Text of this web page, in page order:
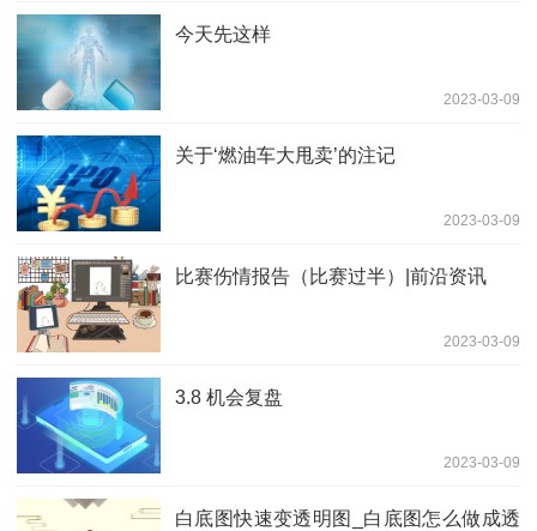
今天先这样
2023-03-09
关于‘燃油车大甩卖’的注记
2023-03-09
比赛伤情报告（比赛过半）|前沿资讯
2023-03-09
3.8 机会复盘
2023-03-09
白底图快速变透明图_白底图怎么做成透